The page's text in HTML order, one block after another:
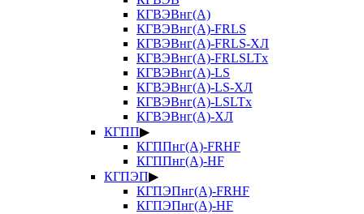
КГВЭВнг(А)
КГВЭВнг(А)-FRLS
КГВЭВнг(А)-FRLS-ХЛ
КГВЭВнг(А)-FRLSLTx
КГВЭВнг(А)-LS
КГВЭВнг(А)-LS-ХЛ
КГВЭВнг(А)-LSLTx
КГВЭВнг(А)-ХЛ
КГПП▶
КГППнг(А)-FRHF
КГППнг(А)-HF
КГПЭП▶
КГПЭПнг(А)-FRHF
КГПЭПнг(А)-HF